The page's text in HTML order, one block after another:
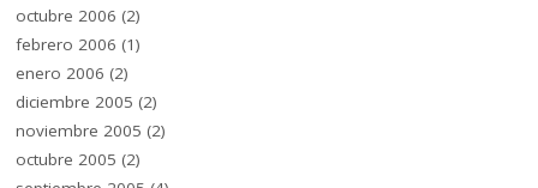
octubre 2006 (2)
febrero 2006 (1)
enero 2006 (2)
diciembre 2005 (2)
noviembre 2005 (2)
octubre 2005 (2)